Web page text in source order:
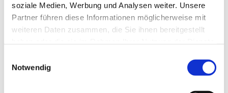
soziale Medien, Werbung und Analysen weiter. Unsere
Partner führen diese Informationen möglicherweise mit
weiteren Daten zusammen, die Sie ihnen bereitgestellt
Notwendig